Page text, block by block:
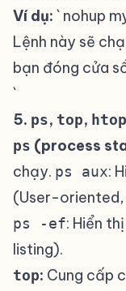
Ví dụ: ` nohup
Lệnh này sẽ
bạn đóng cửa
`
5. ps, top, htop
ps (process
chạy. ps aux:
(User-
ps -ef: Hiển
listing).
top: Cung cấp